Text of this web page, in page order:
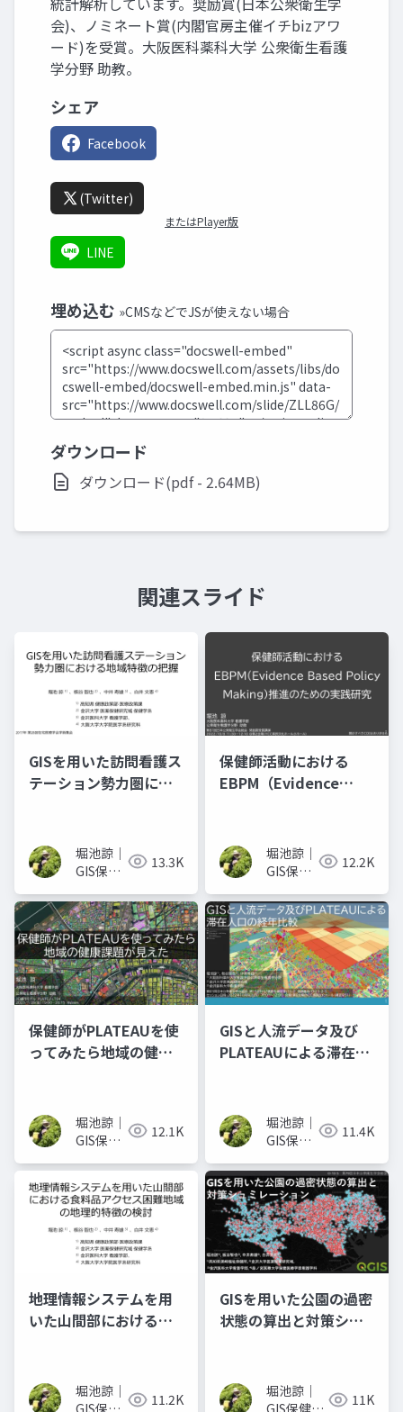
会)、ノミネート賞(内閣官房主催イチbizアワ
ード)を受賞。大阪医科薬科大学 公衆衛生看護
学分野 助教。
シェア
Facebook
(Twitter)
またはPlayer版
LINE
埋め込む »CMSなどでJSが使えない場合
ダウンロード
ダウンロード(pdf - 2.64MB)
関連スライド
GISを用いた訪問看護ス
テーション勢力圏にお
堀池諒｜
GIS保健
Ph.D.)
13.3K
保健師活動における
EBPM（Evidence
実践研究堀池諒｜
GIS保健
Ph.D.)
12.2K
保健師がPLATEAUを使
ってみたら地域の健康
堀池諒｜
GIS保健
Ph.D.)
12.1K
GISと人流データ及び
PLATEAUによる滞在人
堀池諒｜
GIS保健
Ph.D.)
11.4K
地理情報システムを用
いた山間部における食
堀池諒｜
11.2K
GISを用いた公園の過密
状態の算出と対策シュ
堀池諒｜
11K